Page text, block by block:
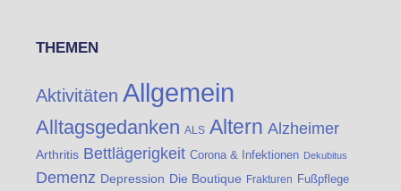
THEMEN
Aktivitäten Allgemein
Alltagsgedanken ALS Altern Alzheimer
Arthritis Bettlägerigkeit Corona & Infektionen Dekubitus
Demenz Depression Die Boutique Frakturen Fußpflege